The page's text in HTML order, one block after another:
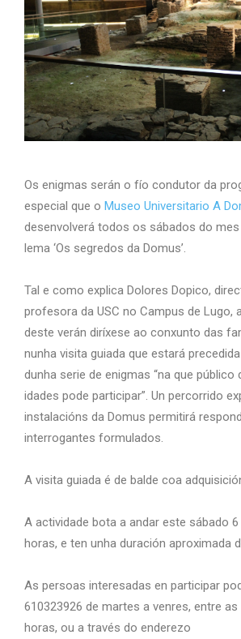
Os enigmas serán o fío condutor da
especial que o Museo Universitario A
desenvolverá todos os sábados do
lema ‘Os segredos da Domus’.
Tal e como explica Dolores Dopico,
profesora da USC no Campus de Lugo,
deste verán diríxese ao conxunto das
nunha visita guiada que estará
dunha serie de enigmas “na que público
idades pode participar”. Un percorrido
instalacións da Domus permitirá
interrogantes formulados.
A visita guiada é de balde coa
A actividade bota a andar este sábado 6
horas, e ten unha duración aproximada
As persoas interesadas en participar
610323926 de martes a venres, entre as
horas, ou a través do enderezo